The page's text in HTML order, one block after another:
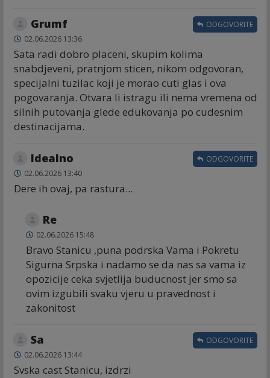
Grumf
02.06.2026 13:36
Sata radi dobro placeni, skupim kolima
snabdjeveni, pratnjom sticen, nikom odgovoran,
specijalni tuzilac koji je morao cuti glas i ova
pogovaranja. Otvara li istragu ili nema vremena od
silnih putovanja glede edukovanja po cudesnim
destinacijama.
ODGOVORITE
Idealno
02.06.2026 13:40
Dere ih ovaj, pa rastura...
ODGOVORITE
Re
02.06.2026 15:48
Bravo Stanicu ,puna podrska Vama i Pokretu
Sigurna Srpska i nadamo se da nas sa vama iz
opozicije ceka svjetlija buducnost jer smo sa
ovim izgubili svaku vjeru u pravednost i
zakonitost
Sa
02.06.2026 13:44
Svska cast Stanicu, izdrzi
ODGOVORITE